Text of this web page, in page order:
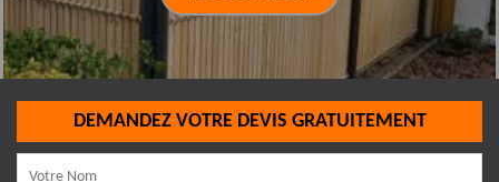
DEMANDEZ VOTRE DEVIS GRATUITEMENT